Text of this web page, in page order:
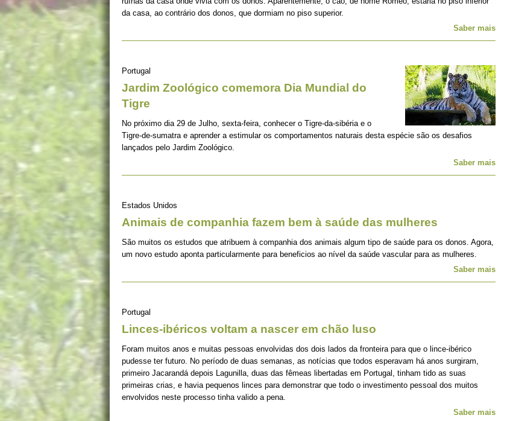
da casa, ao contrário dos donos, que dormiam no piso superior.
Saber mais
Portugal
Jardim Zoológico comemora Dia Mundial do
Tigre
No próximo dia 29 de Julho, sexta-feira, conhecer o Tigre-da-sibéria e o
Tigre-de-sumatra e aprender a estimular os comportamentos naturais desta espécie são os desafios
lançados pelo Jardim Zoológico.
Saber mais
Estados Unidos
Animais de companhia fazem bem à saúde das mulheres
São muitos os estudos que atribuem à companhia dos animais algum tipo de saúde para os donos. Agora,
um novo estudo aponta particularmente para beneficios ao nível da saúde vascular para as mulheres.
Saber mais
Portugal
Linces-ibéricos voltam a nascer em chão luso
Foram muitos anos e muitas pessoas envolvidas dos dois lados da fronteira para que o lince-ibérico
pudesse ter futuro. No período de duas semanas, as notícias que todos esperavam há anos surgiram,
primeiro Jacarandá depois Lagunilla, duas das fêmeas libertadas em Portugal, tinham tido as suas
primeiras crias, e havia pequenos linces para demonstrar que todo o investimento pessoal dos muitos
envolvidos neste processo tinha valido a pena.
Saber mais